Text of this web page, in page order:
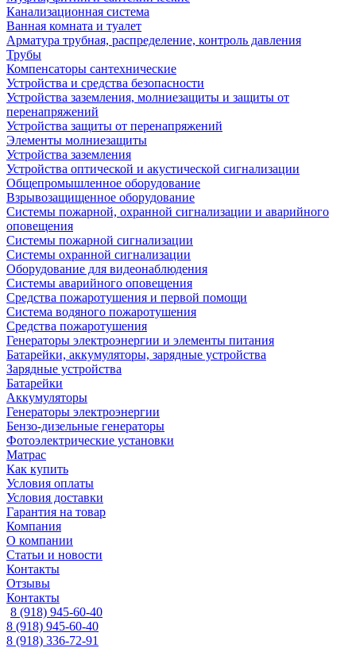
Канализационная система
Ванная комната и туалет
Арматура трубная, распределение, контроль давления
Трубы
Компенсаторы сантехнические
Устройства и средства безопасности
Устройства заземления, молниезащиты и защиты от
перенапряжений
Устройства защиты от перенапряжений
Элементы молниезащиты
Устройства заземления
Устройства оптической и акустической сигнализации
Общепромышленное оборудование
Взрывозащищенное оборудование
Системы пожарной, охранной сигнализации и аварийного
оповещения
Системы пожарной сигнализации
Системы охранной сигнализации
Оборудование для видеонаблюдения
Системы аварийного оповещения
Средства пожаротушения и первой помощи
Система водяного пожаротушения
Средства пожаротушения
Генераторы электроэнергии и элементы питания
Батарейки, аккумуляторы, зарядные устройства
Зарядные устройства
Батарейки
Аккумуляторы
Генераторы электроэнергии
Бензо-дизельные генераторы
Фотоэлектрические установки
Матрас
Как купить
Условия оплаты
Условия доставки
Гарантия на товар
Компания
О компании
Статьи и новости
Контакты
Отзывы
Контакты
8 (918) 945-60-40
8 (918) 945-60-40
8 (918) 336-72-91